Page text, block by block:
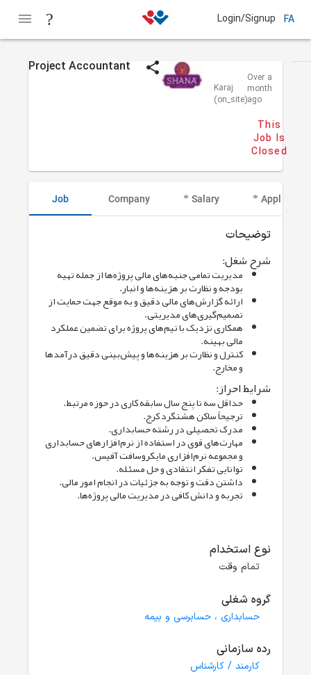
Login/Signup FA
Project Accountant
Karaj
(on_site)
Over a
month
ago
This
Job Is
Closed
Job Company Salary Applicant
توضیحات
شرح شغل:
مدیریت تمامی جنبه‌های مالی پروژه‌ها از جمله تهیه
بودجه و نظارت بر هزینه‌ها و انبار.
ارائه گزارش‌های مالی دقیق و به موقع جهت حمایت از
تصمیم‌گیری‌های مدیریتی.
همکاری نزدیک با تیم‌های پروژه برای تضمین عملکرد
مالی بهینه.
کنترل و نظارت بر هزینه‌ها و پیش‌بینی دقیق درآمدها
و مخارج.
شرایط احراز:
حداقل سه تا پنج سال سابقه کاری در حوزه مرتبط.
ترجیحاً ساکن هشتگرد کرج.
مدرک تحصیلی در رشته‌ حسابداری.
مهارت‌های قوی در استفاده از نرم‌افزارهای حسابداری
و مجموعه نرم‌افزاری مایکروسافت آفیس.
توانایی تفکر انتقادی و حل مسئله.
داشتن دقت و توجه به جزئیات در انجام امور مالی.
تجربه و دانش کافی در مدیریت مالی پروژه‌ها.
نوع استخدام
تمام وقت
گروه شغلی
حسابداری ، حسابرسی و بیمه
رده سازمانی
کارمند / کارشناس